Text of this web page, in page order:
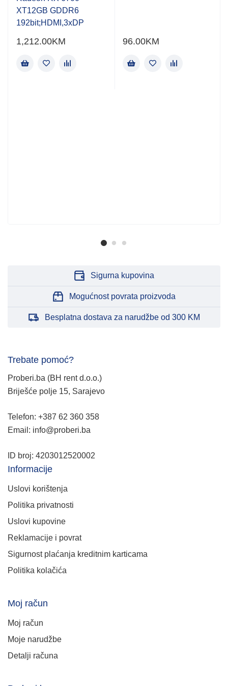
XT12GB GDDR6
192bit;HDMI,3xDP
1,212.00KM 96.00KM
Sigurna kupovina
Mogućnost povrata proizvoda
Besplatna dostava za narudžbe od 300 KM
Trebate pomoć?
Proberi.ba (BH rent d.o.o.)
Briješće polje 15, Sarajevo
Telefon: +387 62 360 358
Email: info@proberi.ba
ID broj: 4203012520002
Informacije
Uslovi korištenja
Politika privatnosti
Uslovi kupovine
Reklamacije i povrat
Sigurnost plaćanja kreditnim karticama
Politika kolačića
Moj račun
Moj račun
Moje narudžbe
Detalji računa